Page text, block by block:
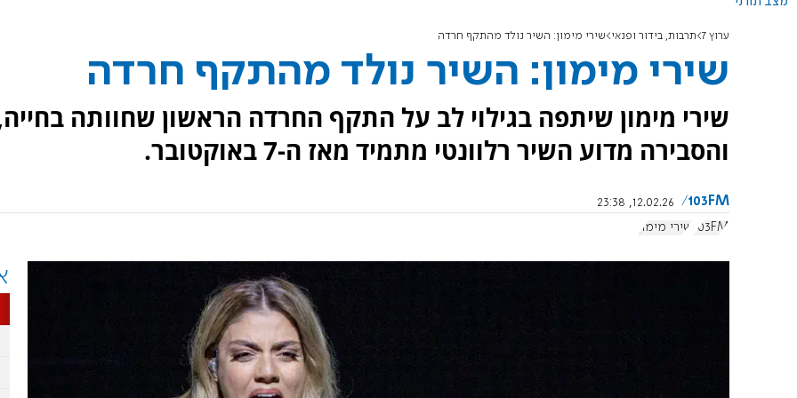
ערוץ 7 תרבות, בידור ופנאי שירי מימון: השיר נולד מהתקף חרדה
שירי מימון: השיר נולד מהתקף חרדה
שירי מימון שיתפה בגילוי לב על התקף החרדה הראשון שחוותה
והסבירה מדוע השיר רלוונטי מתמיד מאז ה-7 באוקטובר.
103FM
12.02.26, 23:38
103FM
שירי מימון